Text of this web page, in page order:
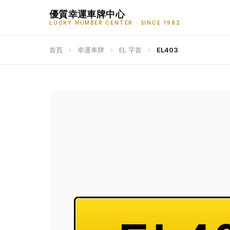
優質幸運車牌中心
LUCKY NUMBER CENTER · SINCE 1982
首頁 › 幸運車牌 › EL 字首 › EL403